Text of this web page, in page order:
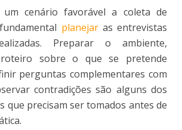
cenário favorável a coleta de
planejaras entrevistas
Preparar o ambiente,
sobre o que se pretende
perguntas complementares com
contradições são alguns dos
que precisam ser tomados antes de